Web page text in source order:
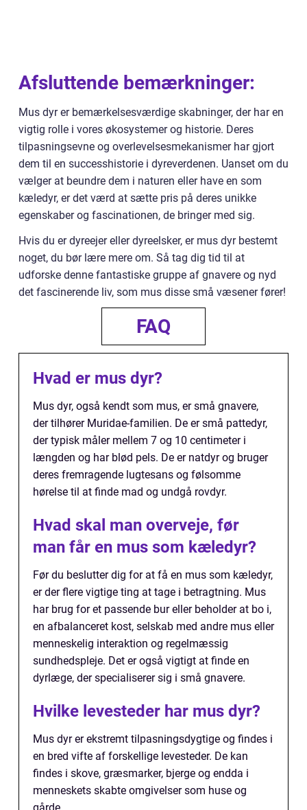
Afsluttende bemærkninger:
Mus dyr er bemærkelsesværdige skabninger, der har en
vigtig rolle i vores økosystemer og historie. Deres
tilpasningsevne og overlevelsesmekanismer har gjort
dem til en successhistorie i dyreverdenen. Uanset om du
vælger at beundre dem i naturen eller have en som
kæledyr, er det værd at sætte pris på deres unikke
egenskaber og fascinationen, de bringer med sig.
Hvis du er dyreejer eller dyreelsker, er mus dyr bestemt
noget, du bør lære mere om. Så tag dig tid til at
udforske denne fantastiske gruppe af gnavere og nyd
det fascinerende liv, som mus disse små væsener fører!
FAQ
Hvad er mus dyr?
Mus dyr, også kendt som mus, er små gnavere,
der tilhører Muridae-familien. De er små pattedyr,
der typisk måler mellem 7 og 10 centimeter i
længden og har blød pels. De er natdyr og bruger
deres fremragende lugtesans og følsomme
hørelse til at finde mad og undgå rovdyr.
Hvad skal man overveje, før
man får en mus som kæledyr?
Før du beslutter dig for at få en mus som kæledyr,
er der flere vigtige ting at tage i betragtning. Mus
har brug for et passende bur eller beholder at bo i,
en afbalanceret kost, selskab med andre mus eller
menneskelig interaktion og regelmæssig
sundhedspleje. Det er også vigtigt at finde en
dyrlæge, der specialiserer sig i små gnavere.
Hvilke levesteder har mus dyr?
Mus dyr er ekstremt tilpasningsdygtige og findes i
en bred vifte af forskellige levesteder. De kan
findes i skove, græsmarker, bjerge og endda i
menneskets skabte omgivelser som huse og